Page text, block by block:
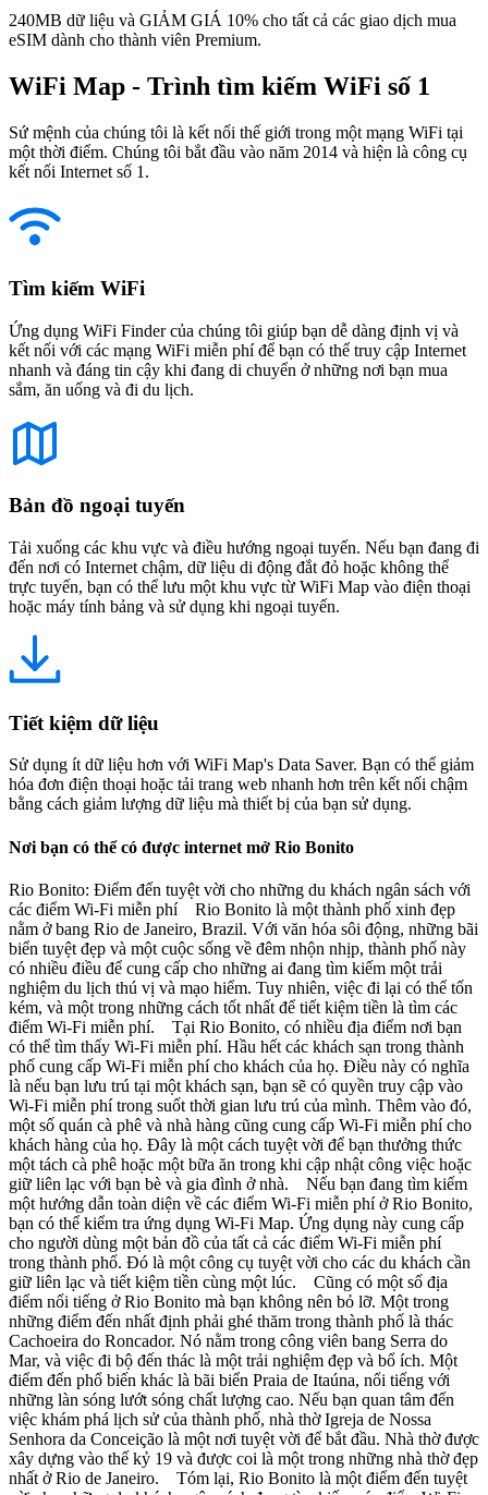
240MB dữ liệu và GIẢM GIÁ 10% cho tất cả các giao dịch mua
eSIM dành cho thành viên Premium.
WiFi Map - Trình tìm kiếm WiFi số 1
Sứ mệnh của chúng tôi là kết nối thế giới trong một mạng WiFi tại
một thời điểm. Chúng tôi bắt đầu vào năm 2014 và hiện là công cụ
kết nối Internet số 1.
Tìm kiếm WiFi
Ứng dụng WiFi Finder của chúng tôi giúp bạn dễ dàng định vị và
kết nối với các mạng WiFi miễn phí để bạn có thể truy cập Internet
nhanh và đáng tin cậy khi đang di chuyển ở những nơi bạn mua
sắm, ăn uống và đi du lịch.
Bản đồ ngoại tuyến
Tải xuống các khu vực và điều hướng ngoại tuyến. Nếu bạn đang đi
đến nơi có Internet chậm, dữ liệu di động đắt đỏ hoặc không thể
trực tuyến, bạn có thể lưu một khu vực từ WiFi Map vào điện thoại
hoặc máy tính bảng và sử dụng khi ngoại tuyến.
Tiết kiệm dữ liệu
Sử dụng ít dữ liệu hơn với WiFi Map's Data Saver. Bạn có thể giảm
hóa đơn điện thoại hoặc tải trang web nhanh hơn trên kết nối chậm
bằng cách giảm lượng dữ liệu mà thiết bị của bạn sử dụng.
Nơi bạn có thể có được internet mở Rio Bonito
Rio Bonito: Điểm đến tuyệt vời cho những du khách ngân sách với
các điểm Wi-Fi miễn phí Rio Bonito là một thành phố xinh đẹp
nằm ở bang Rio de Janeiro, Brazil. Với văn hóa sôi động, những bãi
biển tuyệt đẹp và một cuộc sống về đêm nhộn nhịp, thành phố này
có nhiều điều để cung cấp cho những ai đang tìm kiếm một trải
nghiệm du lịch thú vị và mạo hiểm. Tuy nhiên, việc đi lại có thể tốn
kém, và một trong những cách tốt nhất để tiết kiệm tiền là tìm các
điểm Wi-Fi miễn phí. Tại Rio Bonito, có nhiều địa điểm nơi bạn
có thể tìm thấy Wi-Fi miễn phí. Hầu hết các khách sạn trong thành
phố cung cấp Wi-Fi miễn phí cho khách của họ. Điều này có nghĩa
là nếu bạn lưu trú tại một khách sạn, bạn sẽ có quyền truy cập vào
Wi-Fi miễn phí trong suốt thời gian lưu trú của mình. Thêm vào đó,
một số quán cà phê và nhà hàng cũng cung cấp Wi-Fi miễn phí cho
khách hàng của họ. Đây là một cách tuyệt vời để bạn thưởng thức
một tách cà phê hoặc một bữa ăn trong khi cập nhật công việc hoặc
giữ liên lạc với bạn bè và gia đình ở nhà. Nếu bạn đang tìm kiếm
một hướng dẫn toàn diện về các điểm Wi-Fi miễn phí ở Rio Bonito,
bạn có thể kiểm tra ứng dụng Wi-Fi Map. Ứng dụng này cung cấp
cho người dùng một bản đồ của tất cả các điểm Wi-Fi miễn phí
trong thành phố. Đó là một công cụ tuyệt vời cho các du khách cần
giữ liên lạc và tiết kiệm tiền cùng một lúc. Cũng có một số địa
điểm nổi tiếng ở Rio Bonito mà bạn không nên bỏ lỡ. Một trong
những điểm đến nhất định phải ghé thăm trong thành phố là thác
Cachoeira do Roncador. Nó nằm trong công viên bang Serra do
Mar, và việc đi bộ đến thác là một trải nghiệm đẹp và bổ ích. Một
điểm đến phổ biến khác là bãi biển Praia de Itaúna, nổi tiếng với
những làn sóng lướt sóng chất lượng cao. Nếu bạn quan tâm đến
việc khám phá lịch sử của thành phố, nhà thờ Igreja de Nossa
Senhora da Conceição là một nơi tuyệt vời để bắt đầu. Nhà thờ được
xây dựng vào thế kỷ 19 và được coi là một trong những nhà thờ đẹp
nhất ở Rio de Janeiro. Tóm lại, Rio Bonito là một điểm đến tuyệt